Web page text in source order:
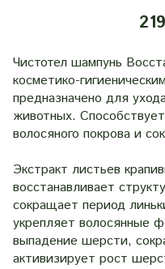
Чистотел шампунь
косметико-
предназначено для
животных.
волосяного покрова и
Экстракт листьев
восстанавливает
сокращает период
укрепляет волосянные
выпадение шерсти,
активизирует рост